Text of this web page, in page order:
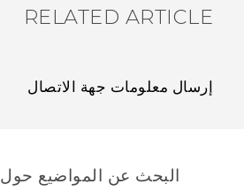
RELATED ARTICLE
إرسال معلومات جهة الاتصال
البحث عن المواضيع حول HTC U12+